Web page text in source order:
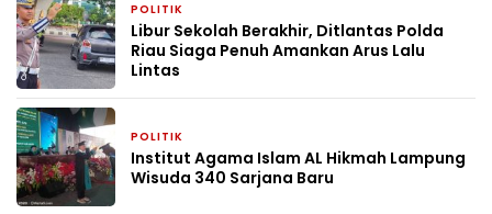
POLITIK
Libur Sekolah Berakhir, Ditlantas Polda
Riau Siaga Penuh Amankan Arus Lalu
Lintas
POLITIK
Institut Agama Islam AL Hikmah Lampung
Wisuda 340 Sarjana Baru